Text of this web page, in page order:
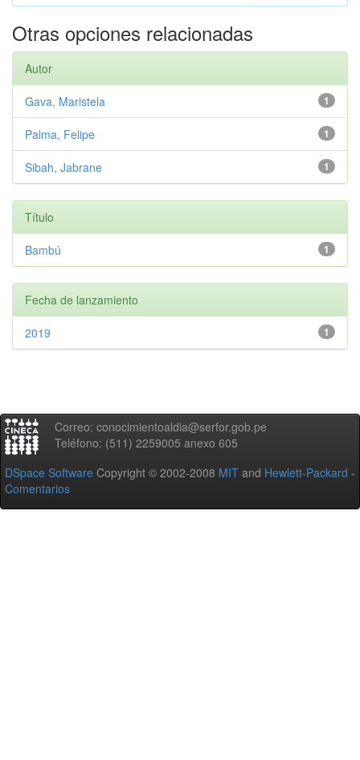
Otras opciones relacionadas
Autor
1
Gava, Maristela
1
Palma, Felipe
1
Sibah, Jabrane
Título
1
Bambú
Fecha de lanzamiento
1
2019
Correo: conocimientoaldia@serfor.gob.pe
Teléfono: (511) 2259005 anexo 605
DSpace Software Copyright © 2002-2008 MIT and Hewlett-Packard -
Comentarios